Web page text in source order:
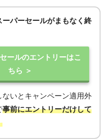
パーセールがまもなく終
ールのエントリーはこ
ちら ＞
ないとキャンペーン適用外
事前にエントリーだけして